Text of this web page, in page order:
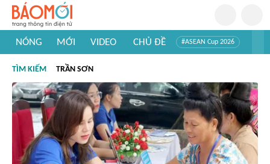
NÓNG MỚI VIDEO CHỦ ĐỀ #ASEAN Cup 2026
#Khám phá Việt Nam
TÌM KIẾM TRẦN SƠN